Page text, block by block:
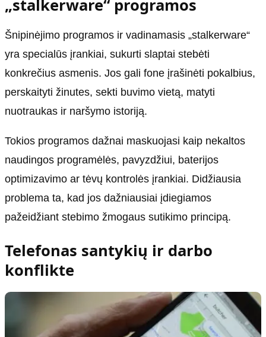
„stalkerware“ programos
Šnipinėjimo programos ir vadinamasis „stalkerware“
yra specialūs įrankiai, sukurti slaptai stebėti
konkrečius asmenis. Jos gali fone įrašinėti pokalbius,
perskaityti žinutes, sekti buvimo vietą, matyti
nuotraukas ir naršymo istoriją.
Tokios programos dažnai maskuojasi kaip nekaltos
naudingos programėlės, pavyzdžiui, baterijos
optimizavimo ar tėvų kontrolės įrankiai. Didžiausia
problema ta, kad jos dažniausiai įdiegiamos
pažeidžiant stebimo žmogaus sutikimo principą.
Telefonas santykių ir darbo
konflikte